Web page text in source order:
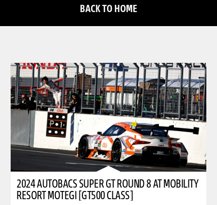
BACK TO HOME
2024 AUTOBACS SUPER GT ROUND 8 AT MOBILITY
RESORT MOTEGI [GT500 CLASS]